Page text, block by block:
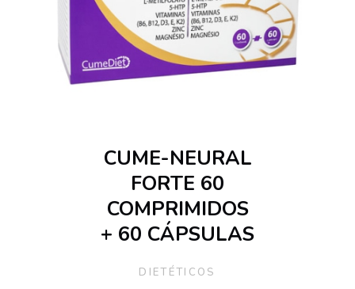
CUME-NEURAL
FORTE 60
COMPRIMIDOS
+ 60 CÁPSULAS
DIETÉTICOS